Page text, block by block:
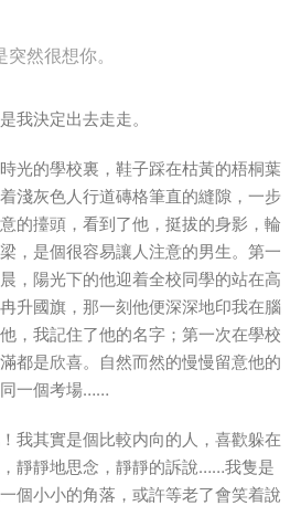
然很想你。
我決定出去走走。
光的學校裏，鞋子踩在枯黃的梧桐葉
淺灰色人行道磚格筆直的縫隙，一步
的擡頭，看到了他，挺拔的身影，輪
，是個很容易讓人注意的男生。第一
，陽光下的他迎着全校同學的站在高
升國旗，那一刻他便深深地印我在腦
，我記住了他的名字；第一次在學校
都是欣喜。自然而然的慢慢留意他的
一個考場……
我其實是個比較内向的人，喜歡躲在
靜靜地思念，靜靜的訴說……我隻是
個小小的角落，或許等老了會笑着說